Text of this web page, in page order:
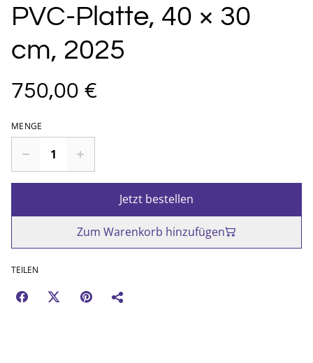
PVC-Platte, 40 × 30
cm, 2025
750,00 €
MENGE
Jetzt bestellen
Zum Warenkorb hinzufügen
TEILEN